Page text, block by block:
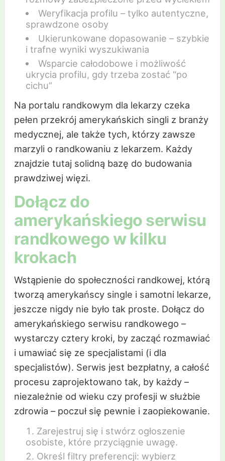
Weryfikacja profilu – tylko autentyczne,
sprawdzone osoby
Ukierunkowane dopasowanie – szybkie
i trafne wyniki wyszukiwania
Wsparcie całodobowe i możliwość
ukrycia profilu, gdy trzeba zostać “po
cichu”
Na portalu randkowym dla lekarzy czeka
pełen przekrój amerykańskich singli z branży
medycznej, ale także tych, którzy zawsze
marzyli o randkowaniu z lekarzem. Każdy
znajdzie tutaj solidną bazę do budowania
prawdziwej więzi.
Dołącz do
amerykańskiego serwisu
randkowego w kilku
krokach
Wstąpienie do społeczności randkowej, którą
tworzą amerykańscy single i samotni lekarze,
jeszcze nigdy nie było tak proste. Dołącz do
amerykańskiego serwisu randkowego –
wystarczy cztery kroki, by zacząć rozmawiać
i umawiać się ze specjalistami (i dla
specjalistów). Serwis jest bezpłatny, a całość
procesu zaprojektowano tak, by każdy –
niezależnie od wieku czy profesji w służbie
zdrowia – poczuł się pewnie i zaopiekowanie.
Zarejestruj się i stwórz ogłoszenie
osobiste, które przyciągnie uwagę.
Określ filtry preferencji: wybierz